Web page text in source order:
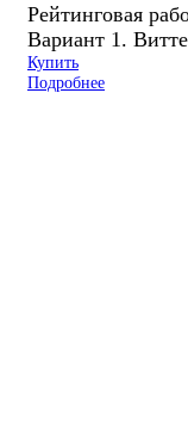
Рейтинговая
Вариант 1. Витте
Купить
Подробнее